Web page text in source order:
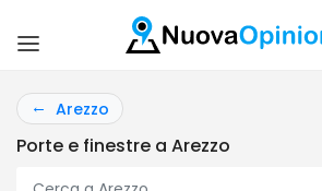
Arezzo
Porte e finestre a Arezzo